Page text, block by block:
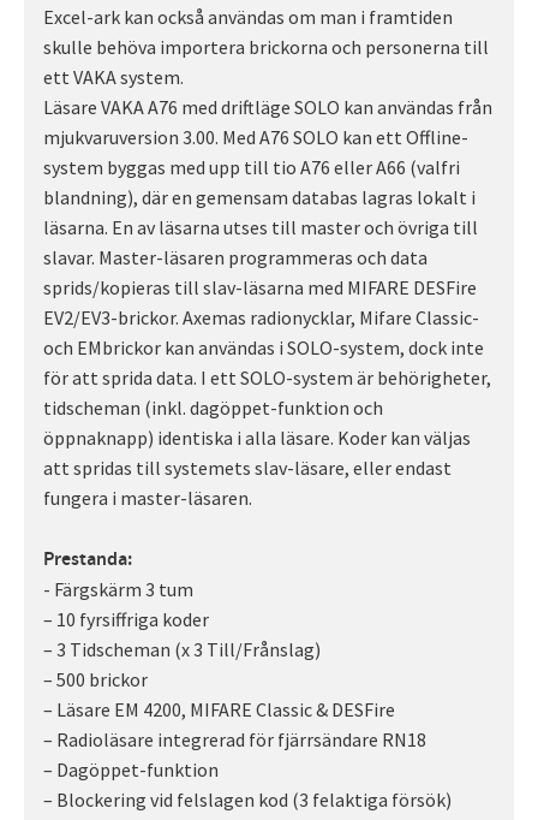
Excel-ark kan också användas om man i framtiden
skulle behöva importera brickorna och personerna till
ett VAKA system.
Läsare VAKA A76 med driftläge SOLO kan användas från
mjukvaruversion 3.00. Med A76 SOLO kan ett Offline-
system byggas med upp till tio A76 eller A66 (valfri
blandning), där en gemensam databas lagras lokalt i
läsarna. En av läsarna utses till master och övriga till
slavar. Master-läsaren programmeras och data
sprids/kopieras till slav-läsarna med MIFARE DESFire
EV2/EV3-brickor. Axemas radionycklar, Mifare Classic-
och EMbrickor kan användas i SOLO-system, dock inte
för att sprida data. I ett SOLO-system är behörigheter,
tidscheman (inkl. dagöppet-funktion och
öppnaknapp) identiska i alla läsare. Koder kan väljas
att spridas till systemets slav-läsare, eller endast
fungera i master-läsaren.
Prestanda:
- Färgskärm 3 tum
– 10 fyrsiffriga koder
– 3 Tidscheman (x 3 Till/Frånslag)
– 500 brickor
– Läsare EM 4200, MIFARE Classic & DESFire
– Radioläsare integrerad för fjärrsändare RN18
– Dagöppet-funktion
– Blockering vid felslagen kod (3 felaktiga försök)